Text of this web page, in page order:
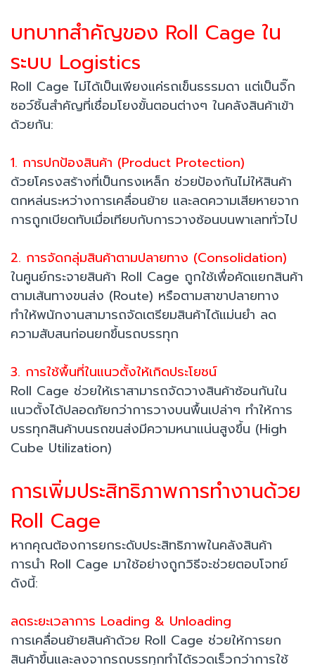
บทบาทสำคัญของ Roll Cage ใน
ระบบ Logistics
Roll Cage ไม่ได้เป็นเพียงแค่รถเข็นธรรมดา แต่เป็นจิ๊ก
ซอว์ชิ้นสำคัญที่เชื่อมโยงขั้นตอนต่างๆ ในคลังสินค้าเข้า
ด้วยกัน:
1. การปกป้องสินค้า (Product Protection)
ด้วยโครงสร้างที่เป็นกรงเหล็ก ช่วยป้องกันไม่ให้สินค้า
ตกหล่นระหว่างการเคลื่อนย้าย และลดความเสียหายจาก
การถูกเบียดทับเมื่อเทียบกับการวางซ้อนบนพาเลททั่วไป
2. การจัดกลุ่มสินค้าตามปลายทาง (Consolidation)
ในศูนย์กระจายสินค้า Roll Cage ถูกใช้เพื่อคัดแยกสินค้า
ตามเส้นทางขนส่ง (Route) หรือตามสาขาปลายทาง
ทำให้พนักงานสามารถจัดเตรียมสินค้าได้แม่นยำ ลด
ความสับสนก่อนยกขึ้นรถบรรทุก
3. การใช้พื้นที่ในแนวตั้งให้เกิดประโยชน์
Roll Cage ช่วยให้เราสามารถจัดวางสินค้าซ้อนกันใน
แนวตั้งได้ปลอดภัยกว่าการวางบนพื้นเปล่าๆ ทำให้การ
บรรทุกสินค้าบนรถขนส่งมีความหนาแน่นสูงขึ้น (High
Cube Utilization)
การเพิ่มประสิทธิภาพการทำงานด้วย
Roll Cage
หากคุณต้องการยกระดับประสิทธิภาพในคลังสินค้า
การนำ Roll Cage มาใช้อย่างถูกวิธีจะช่วยตอบโจทย์
ดังนี้:
ลดระยะเวลาการ Loading & Unloading
การเคลื่อนย้ายสินค้าด้วย Roll Cage ช่วยให้การยก
สินค้าขึ้นและลงจากรถบรรทุกทำได้รวดเร็วกว่าการใช้